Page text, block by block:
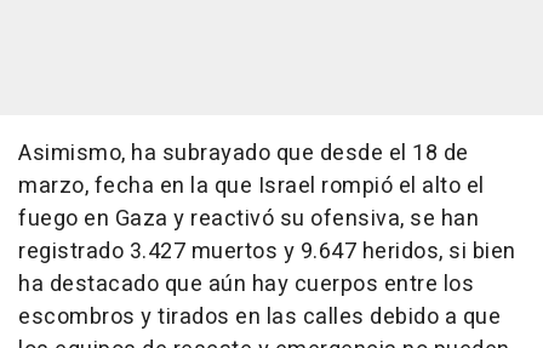
Asimismo, ha subrayado que desde el 18 de
marzo, fecha en la que Israel rompió el alto el
fuego en Gaza y reactivó su ofensiva, se han
registrado 3.427 muertos y 9.647 heridos, si bien
ha destacado que aún hay cuerpos entre los
escombros y tirados en las calles debido a que